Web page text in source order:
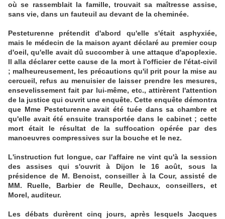
où se rassemblait la famille, trouvait sa maîtresse assise,
sans vie, dans un fauteuil au devant de la cheminée.
Pesteturenne prétendit d'abord qu'elle s'était asphyxiée,
mais le médecin de la maison ayant déclaré au premier coup
d'oeil, qu'elle avait dû succomber à une attaque d'apoplexie.
Il alla déclarer cette cause de la mort à l'officier de l'état-civil
; malheureusement, les précautions qu'il prit pour la mise au
cercueil, refus au menuisier de laisser prendre les mesures,
ensevelissement fait par lui-même, etc., attirèrent l'attention
de la justice qui ouvrit une enquête. Cette enquête démontra
que Mme Pesteturenne avait été tuée dans sa chambre et
qu'elle avait été ensuite transportée dans le cabinet ; cette
mort était le résultat de la suffocation opérée par des
manoeuvres compressives sur la bouche et le nez.
L'instruction fut longue, car l'affaire ne vint qu'à la session
des assises qui s'ouvrit à Dijon le 16 août, sous la
présidence de M. Benoist, conseiller à la Cour, assisté de
MM. Ruelle, Barbier de Reulle, Dechaux, conseillers, et
Morel, auditeur.
Les débats durèrent cinq jours, après lesquels Jacques